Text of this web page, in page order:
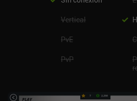
Vertical
PvE
PvP